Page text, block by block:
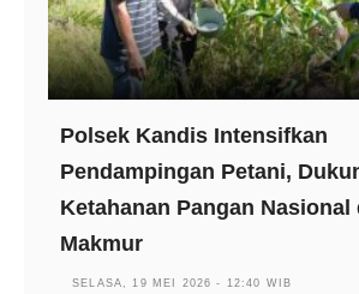
Polsek Kandis Intensifkan
Pendampingan Petani,
Ketahanan Pangan Nasional
Makmur
SELASA, 19 MEI 2026 - 12:40 WIB